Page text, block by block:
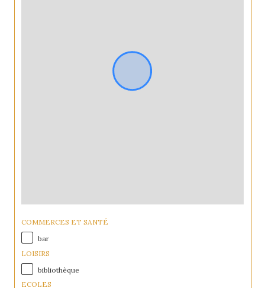
COMMERCES ET SANTÉ
bar
LOISIRS
bibliothèque
ECOLES